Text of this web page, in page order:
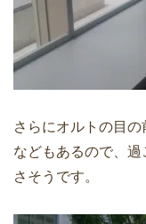
さらにオルトの目
などもあるので、
さそうです。